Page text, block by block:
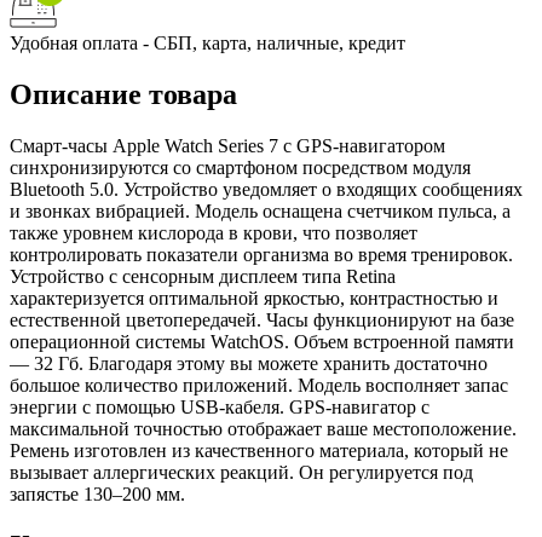
Удобная оплата - СБП, карта, наличные, кредит
Описание товара
Смарт-часы Apple Watch Series 7 с GPS-навигатором
синхронизируются со смартфоном посредством модуля
Bluetooth 5.0. Устройство уведомляет о входящих сообщениях
и звонках вибрацией. Модель оснащена счетчиком пульса, а
также уровнем кислорода в крови, что позволяет
контролировать показатели организма во время тренировок.
Устройство с сенсорным дисплеем типа Retina
характеризуется оптимальной яркостью, контрастностью и
естественной цветопередачей. Часы функционируют на базе
операционной системы WatchOS. Объем встроенной памяти
— 32 Гб. Благодаря этому вы можете хранить достаточно
большое количество приложений. Модель восполняет запас
энергии с помощью USB-кабеля. GPS-навигатор с
максимальной точностью отображает ваше местоположение.
Ремень изготовлен из качественного материала, который не
вызывает аллергических реакций. Он регулируется под
запястье 130–200 мм.